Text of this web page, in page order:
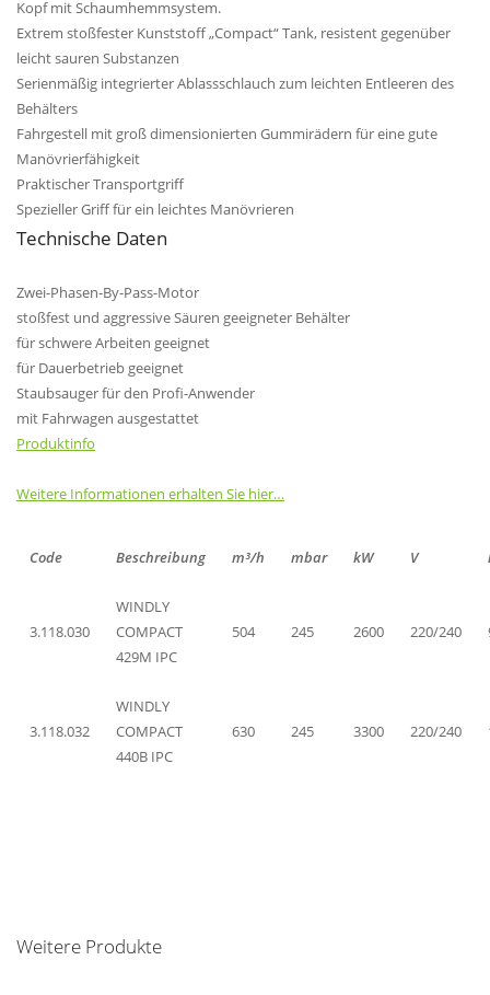
Kopf mit Schaumhemmsystem.
Extrem stoßfester Kunststoff „Compact“ Tank, resistent gegenüber
leicht sauren Substanzen
Serienmäßig integrierter Ablassschlauch zum leichten Entleeren des
Behälters
Fahrgestell mit groß dimensionierten Gummirädern für eine gute
Manövrierfähigkeit
Praktischer Transportgriff
Spezieller Griff für ein leichtes Manövrieren
Technische Daten
Zwei-Phasen-By-Pass-Motor
stoßfest und aggressive Säuren geeigneter Behälter
für schwere Arbeiten geeignet
für Dauerbetrieb geeignet
Staubsauger für den Profi-Anwender
mit Fahrwagen ausgestattet
Produktinfo
Weitere Informationen erhalten Sie hier…
Code Beschreibung m³/h mbar kW V
3.118.030
WINDLY
COMPACT
429M IPC
504 245 2600 220/240
3.118.032
WINDLY
COMPACT
440B IPC
630 245 3300 220/240
Weitere Produkte